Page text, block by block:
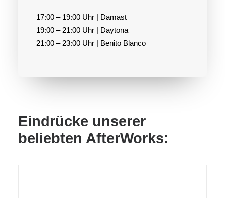
17:00 – 19:00 Uhr | Damast
19:00 – 21:00 Uhr | Daytona
21:00 – 23:00 Uhr | Benito Blanco
Eindrücke unserer
beliebten AfterWorks: